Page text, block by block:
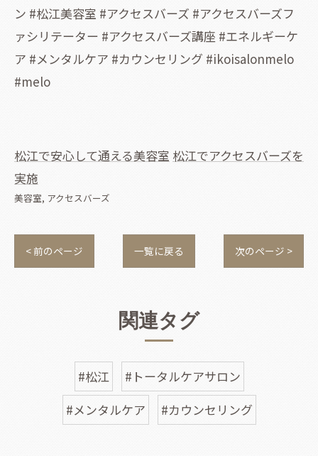
ン #松江美容室 #アクセスバーズ #アクセスバーズフ
ァシリテーター #アクセスバーズ講座 #エネルギーケ
ア #メンタルケア #カウンセリング #ikoisalonmelo
#melo
松江で安心して通える美容室 松江でアクセスバーズを
実施
美容室 アクセスバーズ
< 前のページ 一覧に戻る 次のページ >
関連タグ
#松江
#トータルケアサロン
#メンタルケア
#カウンセリング